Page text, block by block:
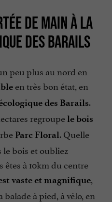
DE MAIN À LA
DES BARAILS
peu plus au nord en
en très bon état, en
des Barails.
regroupele bois
Parc Floral. Quelle
bois et oubliez
à 10km du centre
vaste et magnifique,
à pied, à vélo, en